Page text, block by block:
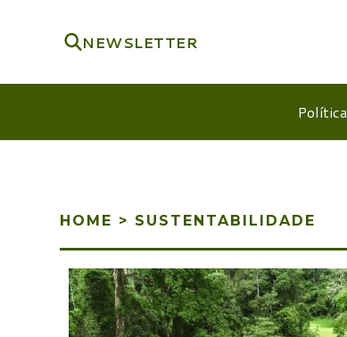
NEWSLETTER
Política
HOME > SUSTENTABILIDADE